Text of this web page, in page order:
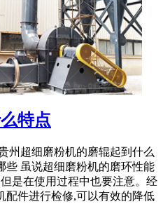
特点
州超细磨粉机的磨辊起到什么
些 虽说超细磨粉机的磨环性能
是在使用过程中也要注意。经
配件进行检修,可以有效的降低